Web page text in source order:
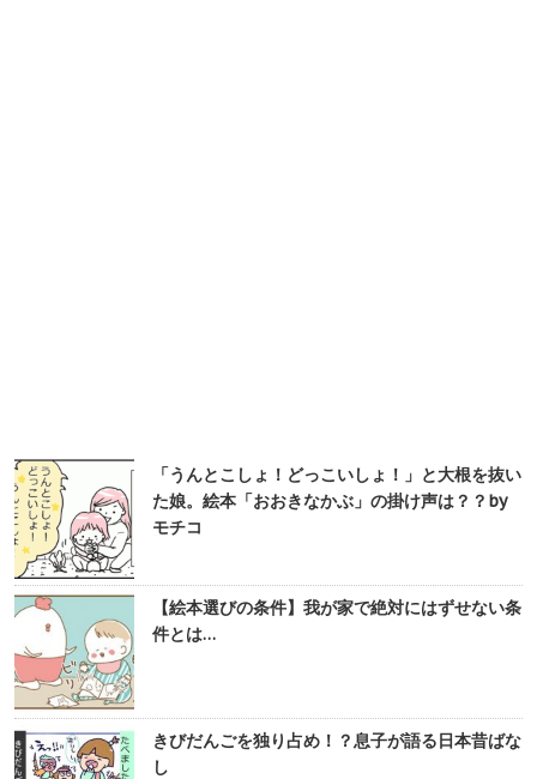
「うんとこしょ！どっこいしょ！」と大根を抜い
た娘。絵本「おおきなかぶ」の掛け声は？？by
モチコ
【絵本選びの条件】我が家で絶対にはずせない条
件とは…
きびだんごを独り占め！？息子が語る日本昔ばな
し